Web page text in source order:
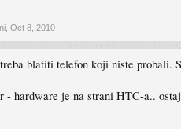
Oct 8, 2010
blatiti telefon koji niste probali.
- hardware je na strani HTC-a..